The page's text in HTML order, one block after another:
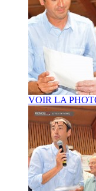
VOIR LA